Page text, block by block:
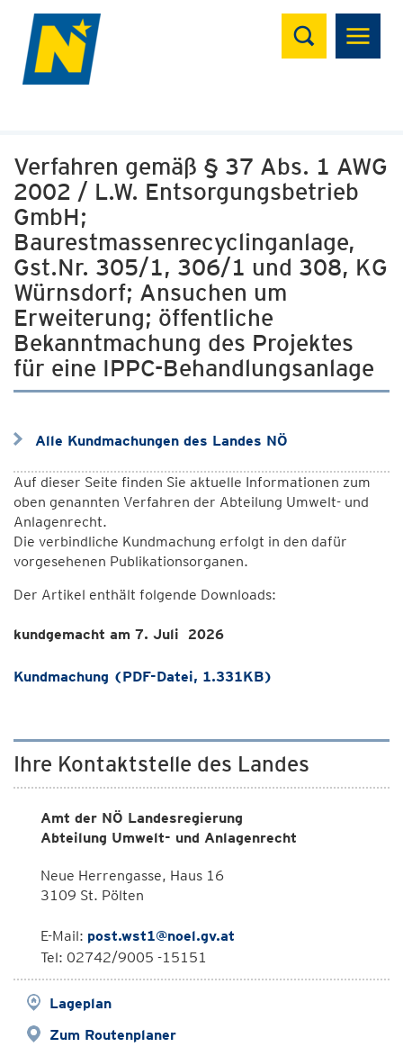
Suchen
Verfahren gemäß § 37 Abs. 1 AWG
2002 / L.W. Entsorgungsbetrieb
GmbH;
Baurestmassenrecyclinganlage,
Gst.Nr. 305/1, 306/1 und 308, KG
Würnsdorf; Ansuchen um
Erweiterung; öffentliche
Bekanntmachung des Projektes
für eine IPPC-Behandlungsanlage
Alle Kundmachungen des Landes NÖ
Auf dieser Seite finden Sie aktuelle Informationen zum
oben genannten Verfahren der Abteilung Umwelt- und
Anlagenrecht.
Die verbindliche Kundmachung erfolgt in den dafür
vorgesehenen Publikationsorganen.
Der Artikel enthält folgende Downloads:
kundgemacht am 7. Juli 2026
Kundmachung (PDF-Datei, 1.331KB)
Ihre Kontaktstelle des Landes
Amt der NÖ Landesregierung
Abteilung Umwelt- und Anlagenrecht
Neue Herrengasse, Haus 16
3109 St. Pölten
E-Mail: post.wst1@noel.gv.at
Tel: 02742/9005 -15151
Lageplan
Zum Routenplaner